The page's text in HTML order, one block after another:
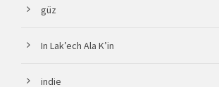
güz
In Lak’ech Ala K’in
indie